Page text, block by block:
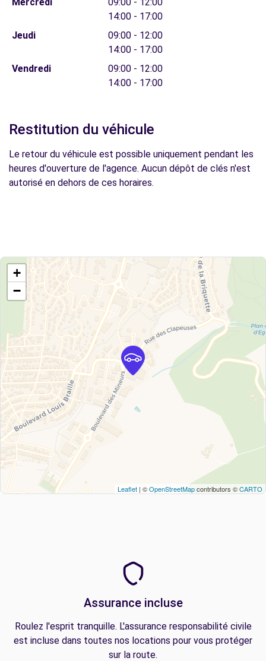
14:00 - 17:00
Jeudi
09:00 - 12:00
14:00 - 17:00
Vendredi
09:00 - 12:00
14:00 - 17:00
Restitution du véhicule
Le retour du véhicule est possible uniquement pendant les
heures d'ouverture de l'agence. Aucun dépôt de clés n'est
autorisé en dehors de ces horaires.
+
−
Leaflet | ©OpenStreetMapcontributors ©CARTO
Assurance incluse
Roulez l'esprit tranquille. L'assurance responsabilité civile
est incluse dans toutes nos locations pour vous protéger
sur la route.